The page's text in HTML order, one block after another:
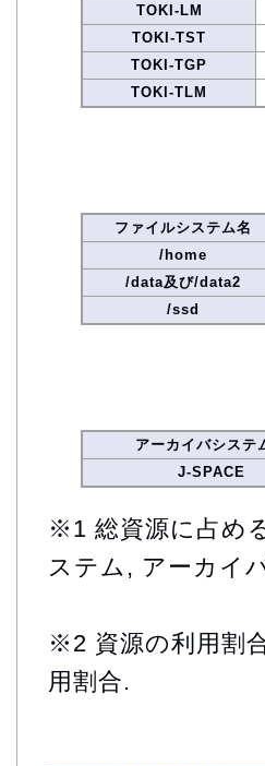
TOKI-LM
TOKI-TST
TOKI-TGP
TOKI-TLM
ファイルシステム名
/home
/data及び/data2
/ssd
アーカイバシステ
J-SPACE
※1 総資源に占め
ステム, アーカイ
※2 資源の利用割
用割合.